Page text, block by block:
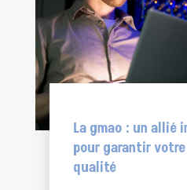
La gmao : un allié
pour garantir
qualité